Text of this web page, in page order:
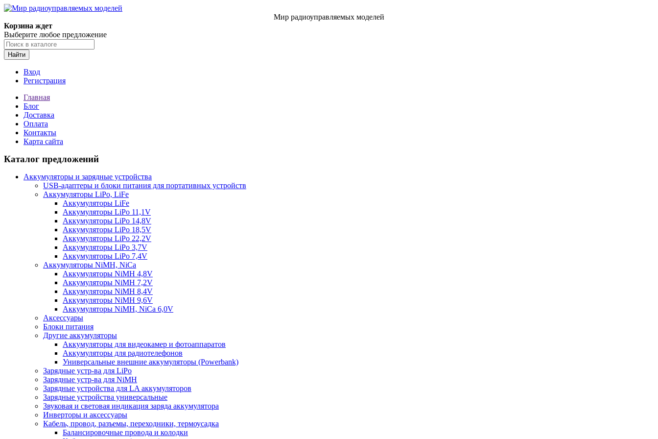
Мир радиоуправляемых моделей
Корзина ждет
Выберите любое предложение
Найти
Вход
Регистрация
Главная
Блог
Доставка
Оплата
Контакты
Карта сайта
Каталог предложений
Аккумуляторы и зарядные устройства
USB-адаптеры и блоки питания для портативных устройств
Аккумуляторы LiPo, LiFe
Аккумуляторы LiFe
Аккумуляторы LiPo 11,1V
Аккумуляторы LiPo 14,8V
Аккумуляторы LiPo 18,5V
Аккумуляторы LiPo 22,2V
Аккумуляторы LiPo 3,7V
Аккумуляторы LiPo 7,4V
Аккумуляторы NiMH, NiCa
Аккумуляторы NiMH 4,8V
Аккумуляторы NiMH 7,2V
Аккумуляторы NiMH 8,4V
Аккумуляторы NiMH 9,6V
Аккумуляторы NiMH, NiCa 6,0V
Аксессуары
Блоки питания
Другие аккумуляторы
Аккумуляторы для видеокамер и фотоаппаратов
Аккумуляторы для радиотелефонов
Универсальные внешние аккумуляторы (Powerbank)
Зарядные устр-ва для LiPo
Зарядные устр-ва для NiMH
Зарядные устройства для LA аккумуляторов
Зарядные устройства универсальные
Звуковая и световая индикация заряда аккумулятора
Инверторы и аксессуары
Кабель, провод, разъемы, переходники, термоусадка
Балансировочные провода и колодки